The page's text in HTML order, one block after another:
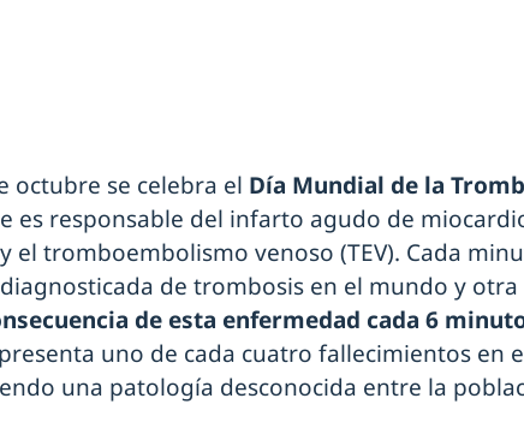
octubre se celebra el Día Mundial de la
es responsable del infarto agudo de
el tromboembolismo venoso (TEV). Cada
de trombosis en el mundo y otra
de esta enfermedad cada 6
uno de cada cuatro fallecimientos en
una patología desconocida entre la